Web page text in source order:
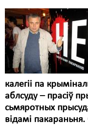
калегіі па
аблсуду – прасіў
сьмяротных
відамі пакараньня.